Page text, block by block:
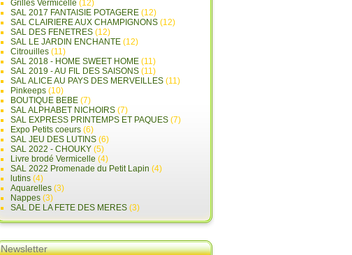
Grilles Vermicelle (12)
SAL 2017 FANTAISIE POTAGERE (12)
SAL CLAIRIERE AUX CHAMPIGNONS (12)
SAL DES FENETRES (12)
SAL LE JARDIN ENCHANTE (12)
Citrouilles (11)
SAL 2018 - HOME SWEET HOME (11)
SAL 2019 - AU FIL DES SAISONS (11)
SAL ALICE AU PAYS DES MERVEILLES (11)
Pinkeeps (10)
BOUTIQUE BEBE (7)
SAL ALPHABET NICHOIRS (7)
SAL EXPRESS PRINTEMPS ET PAQUES (7)
Expo Petits coeurs (6)
SAL JEU DES LUTINS (6)
SAL 2022 - CHOUKY (5)
Livre brodé Vermicelle (4)
SAL 2022 Promenade du Petit Lapin (4)
lutins (4)
Aquarelles (3)
Nappes (3)
SAL DE LA FETE DES MERES (3)
Newsletter